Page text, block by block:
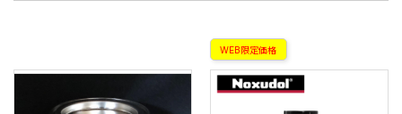
WEB限定価格